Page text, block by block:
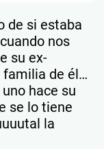
de si estaba
nos
su ex-
familia de él…
hace su
se lo tiene
la